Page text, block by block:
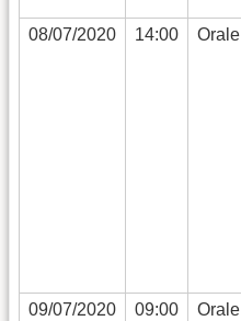
08/07/2020 14:00 Orale
09/07/2020 09:00 Orale